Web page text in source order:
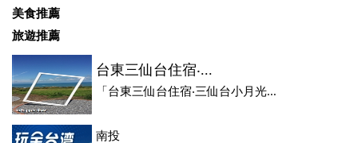
美食推薦
旅遊推薦
台東三仙台住宿‧...
「台東三仙台住宿‧三仙台小月光...
南投